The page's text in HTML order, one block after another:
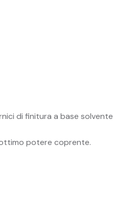
di finitura a base solvente
potere coprente.